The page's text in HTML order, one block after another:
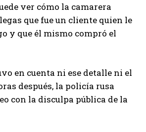
ver cómo la camarera
que fue un cliente quien le
y que él mismo compró el
en cuenta ni ese detalle ni el
después, la policía rusa
con la disculpa pública de la